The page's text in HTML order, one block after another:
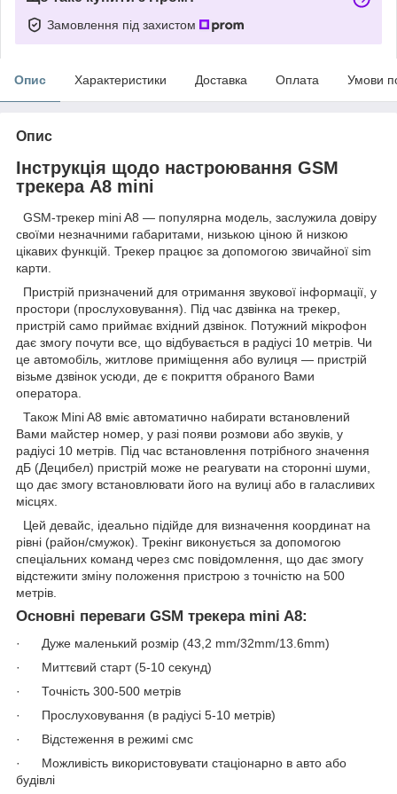
Замовлення під захистом
Опис Характеристики Доставка Оплата Умови
Опис
Інструкція щодо настроювання GSM
трекера A8 mini
GSM-трекер mini A8 — популярна модель, заслужила довіру
своїми незначними габаритами, низькою ціною й низкою
цікавих функцій. Трекер працює за допомогою звичайної sim
карти.
Пристрій призначений для отримання звукової інформації, у
простори (прослуховування). Під час дзвінка на трекер,
пристрій само приймає вхідний дзвінок. Потужний мікрофон
дає змогу почути все, що відбувається в радіусі 10 метрів. Чи
це автомобіль, житлове приміщення або вулиця — пристрій
візьме дзвінок усюди, де є покриття обраного Вами
оператора.
Також Mini A8 вміє автоматично набирати встановлений
Вами майстер номер, у разі появи розмови або звуків, у
радіусі 10 метрів. Під час встановлення потрібного значення
дБ (Децибел) пристрій може не реагувати на сторонні шуми,
що дає змогу встановлювати його на вулиці або в галасливих
місцях.
Цей девайс, ідеально підійде для визначення координат на
рівні (район/смужок). Трекінг виконується за допомогою
спеціальних команд через смс повідомлення, що дає змогу
відстежити зміну положення пристрою з точністю на 500
метрів.
Основні переваги GSM трекера mini A8:
· Дуже маленький розмір (43,2 mm/32mm/13.6mm)
· Миттєвий старт (5-10 секунд)
· Точність 300-500 метрів
· Прослуховування (в радіусі 5-10 метрів)
· Відстеження в режимі смс
· Можливість використовувати стаціонарно в авто або
будівлі